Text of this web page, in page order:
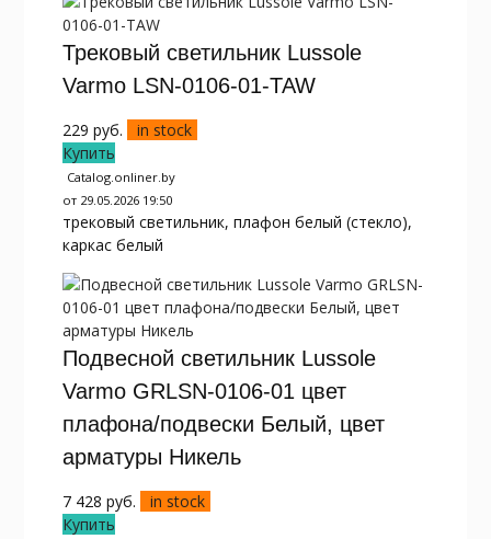
Трековый светильник Lussole
Varmo LSN-0106-01-TAW
229 руб.
in stock
Купить
Catalog.onliner.by
от 29.05.2026 19:50
трековый светильник, плафон белый (стекло),
каркас белый
Подвесной светильник Lussole
Varmo GRLSN-0106-01 цвет
плафона/подвески Белый, цвет
арматуры Никель
7 428 руб.
in stock
Купить